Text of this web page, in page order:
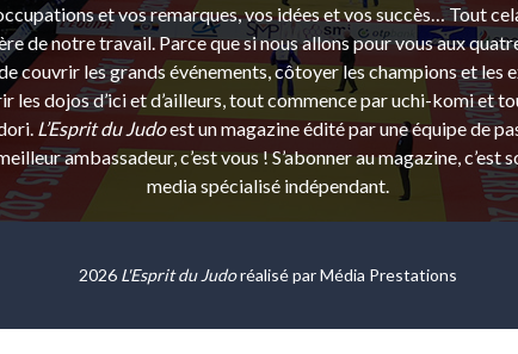
et vos remarques, vos idées et vos succès… Tout
de notre travail. Parce que si nous allons pour vous aux
couvrir les grands événements, côtoyer les champions et les
les dojos d’ici et d’ailleurs, tout commence par uchi-komi et
L’Esprit du Judoest un magazine édité par une équipe de
ambassadeur, c’est vous ! S’abonner au magazine, c’est
media spécialisé indépendant.
2026 L'Esprit du Judoréalisé parMédia Prestations